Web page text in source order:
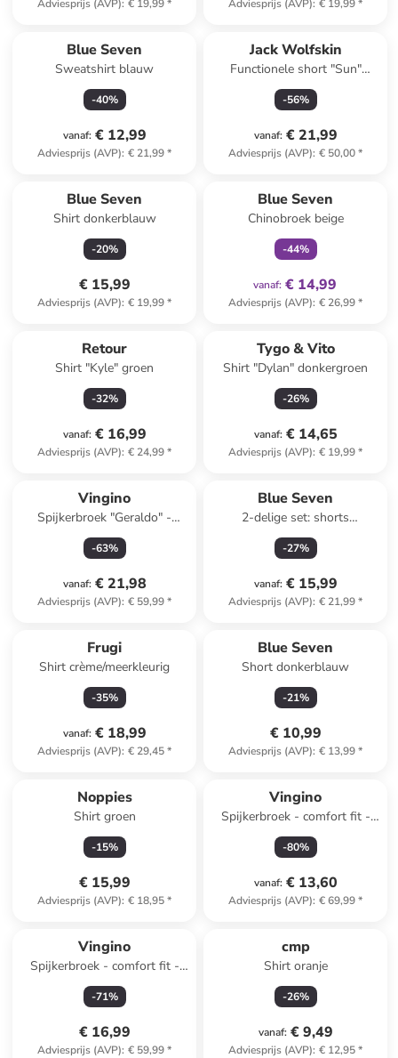
Adviesprijs (AVP): € 19,99* Adviesprijs (AVP): € 19,99*
Blue Seven
Sweatshirt blauw
-40%
vanaf: € 12,99
Adviesprijs (AVP): € 21,99*
Jack Wolfskin
Functionele short "Sun"
blauw
-56%
vanaf: € 21,99
Adviesprijs (AVP): € 50,00*
Blue Seven
Shirt donkerblauw
-20%
€ 15,99
Adviesprijs (AVP): € 19,99*
Blue Seven
Chinobroek beige
-44%
vanaf: € 14,99
Adviesprijs (AVP): € 26,99*
Retour
Shirt "Kyle" groen
-32%
vanaf: € 16,99
Adviesprijs (AVP): € 24,99*
Tygo & Vito
Shirt "Dylan" donkergroen
-26%
vanaf: € 14,65
Adviesprijs (AVP): € 19,99*
Vingino
Spijkerbroek "Geraldo" -
comfort fit - blauw
-63%
vanaf: € 21,98
Adviesprijs (AVP): € 59,99*
Blue Seven
2-delige set: shorts
donkerblauw
-27%
vanaf: € 15,99
Adviesprijs (AVP): € 21,99*
Frugi
Shirt crème/meerkleurig
-35%
vanaf: € 18,99
Adviesprijs (AVP): € 29,45*
Blue Seven
Short donkerblauw
-21%
€ 10,99
Adviesprijs (AVP): € 13,99*
Noppies
Shirt groen
-15%
€ 15,99
Adviesprijs (AVP): € 18,95*
Vingino
Spijkerbroek - comfort fit -
lichtblauw
-80%
vanaf: € 13,60
Adviesprijs (AVP): € 69,99*
Vingino
Spijkerbroek - comfort fit -
donkerblauw
-71%
€ 16,99
Adviesprijs (AVP): € 59,99*
cmp
Shirt oranje
-26%
vanaf: € 9,49
Adviesprijs (AVP): € 12,95*